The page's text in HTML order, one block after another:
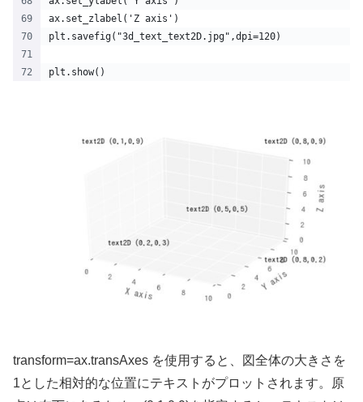
ax.set_zlabel('Z axis')
plt.savefig("3d_text_text2D.jpg",dpi=120)
plt.show()
transform=ax.transAxes を使用すると、図全体の大きさを
1とした相対的な位置にテキストがプロットされます。原